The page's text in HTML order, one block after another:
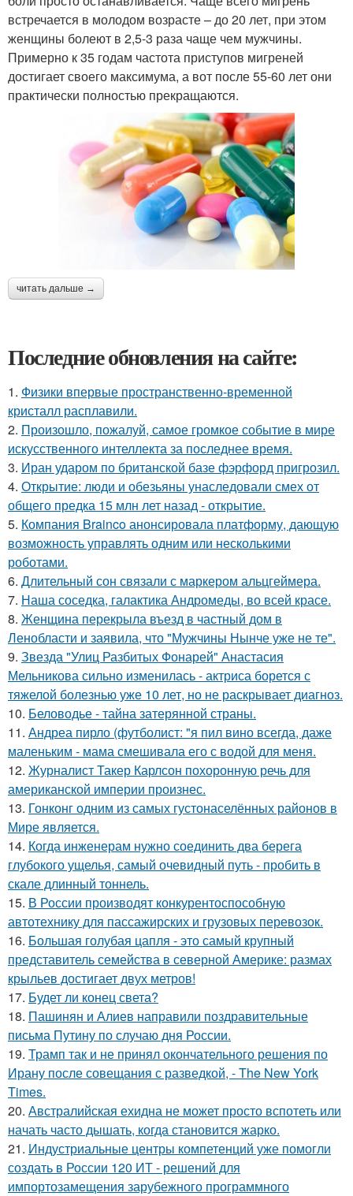
встречается в молодом возрасте – до 20 лет, при этом
женщины болеют в 2,5-3 раза чаще чем мужчины.
Примерно к 35 годам частота приступов мигреней
достигает своего максимума, а вот после 55-60 лет они
практически полностью прекращаются.
читать дальше →
Последние обновления на сайте:
1. Физики впервые пространственно-временной
кристалл расплавили.
2. Произошло, пожалуй, самое громкое событие в мире
искусственного интеллекта за последнее время.
3. Иран ударом по британской базе фэрфорд пригрозил.
4. Открытие: люди и обезьяны унаследовали смех от
общего предка 15 млн лет назад - открытие.
5. Компания Brainco анонсировала платформу, дающую
возможность управлять одним или несколькими
роботами.
6. Длительный сон связали с маркером альцгеймера.
7. Наша соседка, галактика Андромеды, во всей красе.
8. Женщина перекрыла въезд в частный дом в
Ленобласти и заявила, что "Мужчины Нынче уже не те".
9. Звезда "Улиц Разбитых Фонарей" Анастасия
Мельникова сильно изменилась - актриса борется с
тяжелой болезнью уже 10 лет, но не раскрывает диагноз.
10. Беловодье - тайна затерянной страны.
11. Андреа пирло (футболист: "я пил вино всегда, даже
маленьким - мама смешивала его с водой для меня.
12. Журналист Такер Карлсон похоронную речь для
американской империи произнес.
13. Гонконг одним из самых густонаселённых районов в
Мире является.
14. Когда инженерам нужно соединить два берега
глубокого ущелья, самый очевидный путь - пробить в
скале длинный тоннель.
15. В России производят конкурентоспособную
автотехнику для пассажирских и грузовых перевозок.
16. Большая голубая цапля - это самый крупный
представитель семейства в северной Америке: размах
крыльев достигает двух метров!
17. Будет ли конец света?
18. Пашинян и Алиев направили поздравительные
письма Путину по случаю дня России.
19. Трамп так и не принял окончательного решения по
Ирану после совещания с разведкой, - The New York
Times.
20. Австралийская ехидна не может просто вспотеть или
начать часто дышать, когда становится жарко.
21. Индустриальные центры компетенций уже помогли
создать в России 120 ИТ - решений для
импортозамещения зарубежного программного